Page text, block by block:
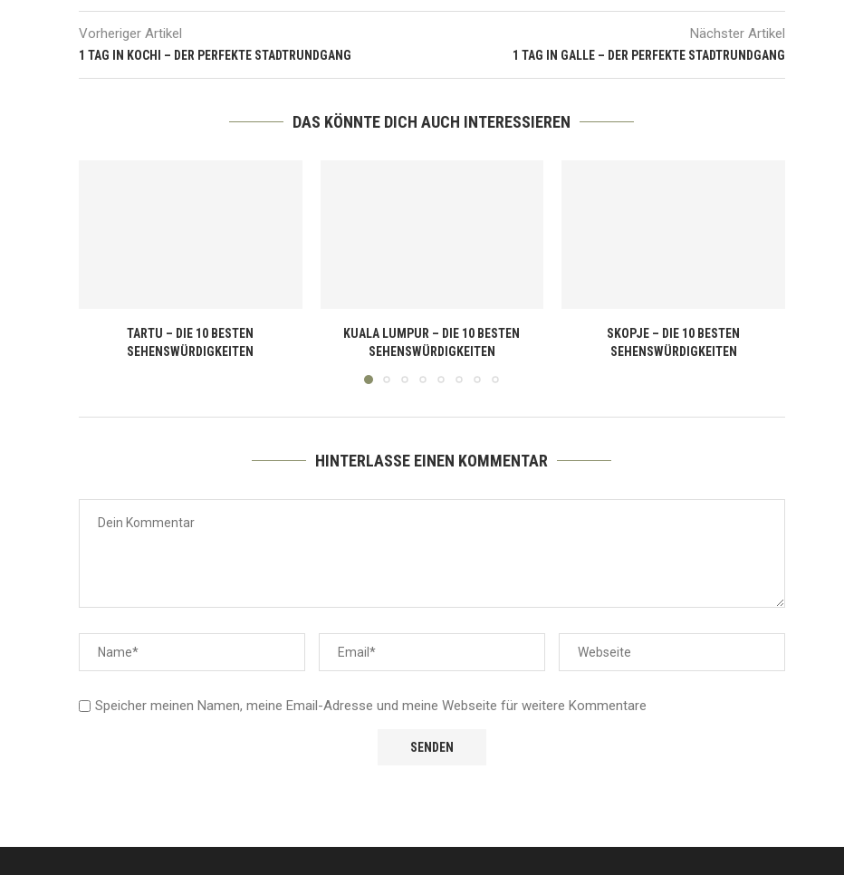
Vorheriger Artikel
1 TAG IN KOCHI – DER PERFEKTE STADTRUNDGANG
Nächster Artikel
1 TAG IN GALLE – DER PERFEKTE STADTRUNDGANG
DAS KÖNNTE DICH AUCH INTERESSIEREN
TARTU – DIE 10 BESTEN
SEHENSWÜRDIGKEITEN
KUALA LUMPUR – DIE 10 BESTEN
SEHENSWÜRDIGKEITEN
SKOPJE – DIE 10 BESTEN
SEHENSWÜRDIGKEITEN
HINTERLASSE EINEN KOMMENTAR
Speicher meinen Namen, meine Email-Adresse und meine Webseite für weitere Kommentare